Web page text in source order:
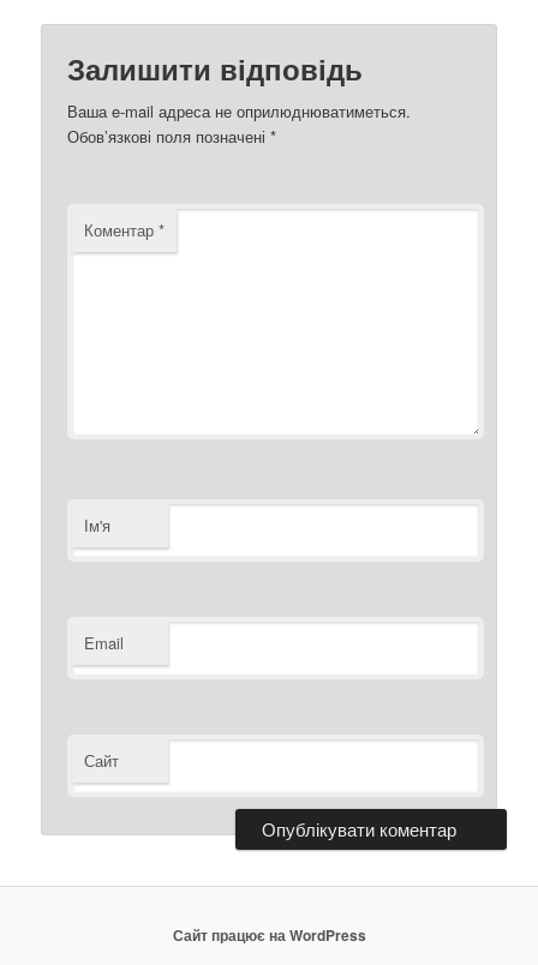
Залишити відповідь
Ваша e-mail адреса не оприлюднюватиметься.
Обов’язкові поля позначені*
Коментар*
Ім'я
Email
Сайт
Сайт працює на WordPress